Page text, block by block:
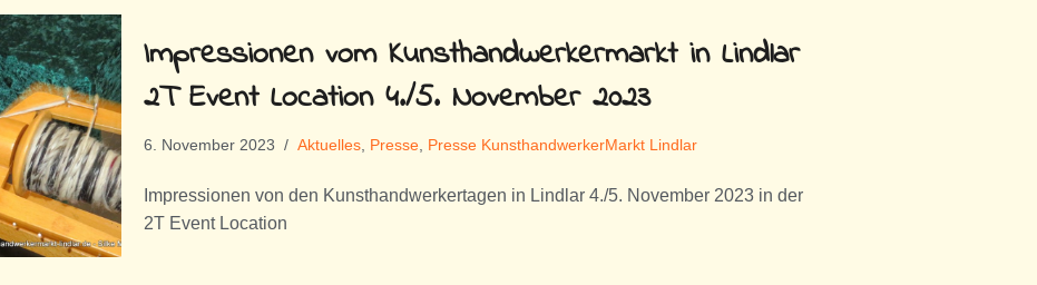
Impressionen vom Kunsthandwerkermarkt in Lindlar
2T Event Location 4./5. November 2023
6. November 2023 Aktuelles, Presse, Presse KunsthandwerkerMarkt Lindlar
Impressionen von den Kunsthandwerkertagen in Lindlar 4./5. November 2023 in der
2T Event Location